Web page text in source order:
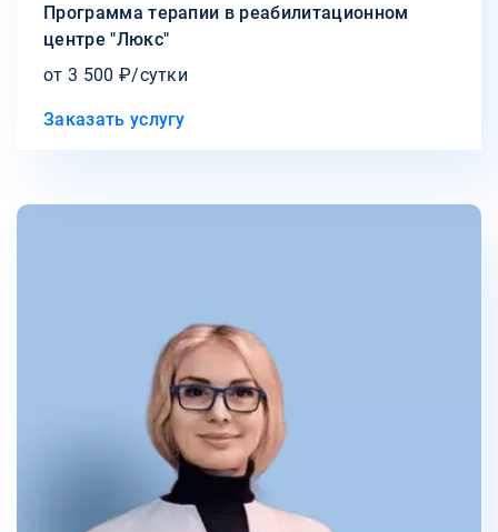
Программа терапии в реабилитационном
центре "Люкс"
от 3 500 ₽/сутки
Заказать услугу